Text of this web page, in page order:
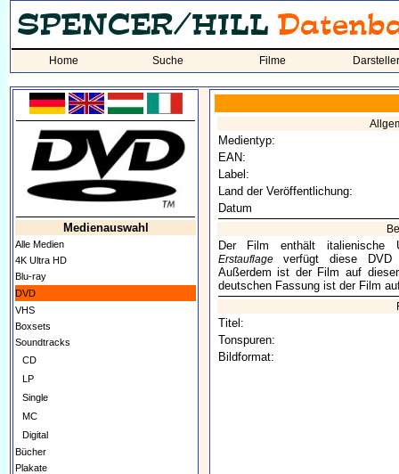
Home Suche Filme Darsteller
Medienauswahl
Alle Medien
4K Ultra HD
Blu-ray
DVD
VHS
Boxsets
Soundtracks
CD
LP
Single
MC
Digital
Bücher
Plakate
Medientyp:
EAN:
Label:
Land der Veröffentlichung:
Datum
Der Film enthält italienische
Erstauflageverfügt diese DVD
Außerdem ist der Film auf
deutschen Fassung ist der Film
Titel:
Tonspuren:
Bildformat: